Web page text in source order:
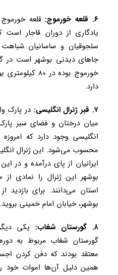
۶. قلعه خورموج:
قلعه
یادگاری از دوران قاجار
سلجوقیان و ساسانیان
جاهای دیدنی بوشهر است در
خورموج بوده در
دارد.
۷. قبر ژنرال انگلیسی:
در پارک
میان درختان و فضای سبز
انگلیسی وجود دارد که
ایرانیان از پای درآمده و در
بوشهر این ژنرال را نمادی
استان می‌دانند. برای بازدید
بوشهر، خیابان امام خمینی بروید.
۸. گورستان شغاب:
یکی
گورستان شغاب مربوط به
معتقد بودند که دفن کردن
همین دلیل آن‌ها اموات خود